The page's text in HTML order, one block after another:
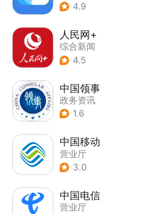
4.9
人民网+
综合新闻
4.5
中国领事
政务资讯
1.6
中国移动
营业厅
3.0
中国电信
营业厅